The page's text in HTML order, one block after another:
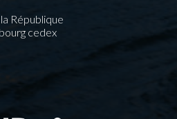
République
cedex